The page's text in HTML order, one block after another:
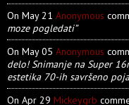
On May 21 Anonymous
moze pogledati”
On May 05 Anonymous
delo! Snimanje na Super
estetika 70-ih savršeno
On Apr 29 Mickeygrb